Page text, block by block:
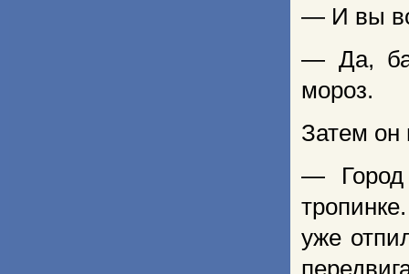
— И вы
— Да,
мороз.
Затем он
— Город
уже